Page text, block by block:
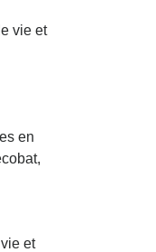
vie et
en
et